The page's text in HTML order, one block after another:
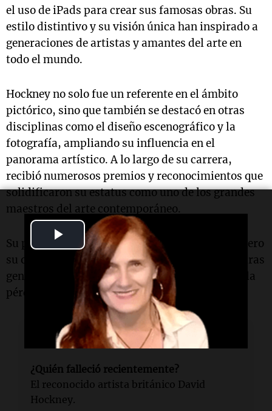
Play
Video
el uso de iPads para crear sus famosas obras. Su
estilo distintivo y su visión única han inspirado a
generaciones de artistas y amantes del arte en
todo el mundo.
Hockney no solo fue un referente en el ámbito
pictórico, sino que también se destacó en otras
disciplinas como el diseño escenográfico y la
fotografía, ampliando su influencia en el
panorama artístico. A lo largo de su carrera,
recibió numerosos premios y reconocimientos que
solidificaron su estatus como uno de los grandes
maestros del arte contemporáneo.
Su partida deja un vacío en el mundo del arte, pero
su obra continuará viva y resonando en las futuras
generaciones. La comunidad artística lamenta la
pérdida de un verdadero ícono.
Lectura rápida
¿Quién falleció recientemente?
El reconocido artista británico David
Hockney.